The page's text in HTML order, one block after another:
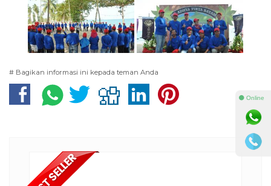
# Bagikan informasi ini kepada teman Anda
⚫ Online